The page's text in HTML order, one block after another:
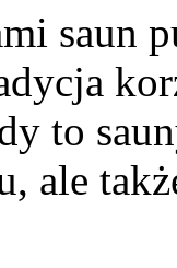
saun
to
ale